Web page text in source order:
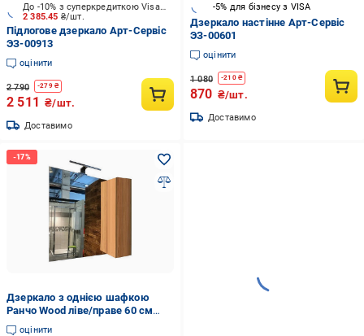
2 385.45 ₴/шт.
До -10% з суперкредиткою Visa Вигода
Підлогове дзеркало Арт-Сервіс
ЭЗ-00913
оцінити
2 790 -279₴
2 511 ₴/шт.
Доставимо
-5% для бізнесу з VISA
Дзеркало настінне Арт-Сервіс
ЭЗ-00601
оцінити
1 080 -210₴
870 ₴/шт.
Доставимо
Дзеркало з однією шафкою
Ранчо Wood ліве/праве 60 см
Дуб сонома (45999-01)
оцінити